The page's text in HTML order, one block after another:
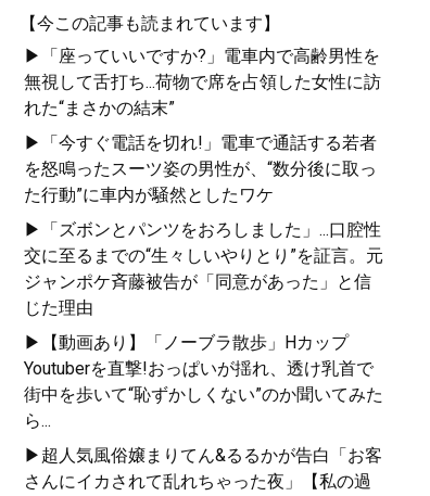
【今この記事も読まれています】
▶「座っていいですか?」電車内で高齢男性を
無視して舌打ち...荷物で席を占領した女性に訪
れた“まさかの結末”
▶「今すぐ電話を切れ!」電車で通話する若者
を怒鳴ったスーツ姿の男性が、“数分後に取っ
た行動”に車内が騒然としたワケ
▶「ズボンとパンツをおろしました」...口腔性
交に至るまでの“生々しいやりとり”を証言。元
ジャンポケ斉藤被告が「同意があった」と信
じた理由
▶【動画あり】「ノーブラ散歩」Hカップ
Youtuberを直撃!おっぱいが揺れ、透け乳首で
街中を歩いて“恥ずかしくない”のか聞いてみた
ら...
▶超人気風俗嬢まりてん&るるかが告白「お客
さんにイカされて乱れちゃった夜」【私の過